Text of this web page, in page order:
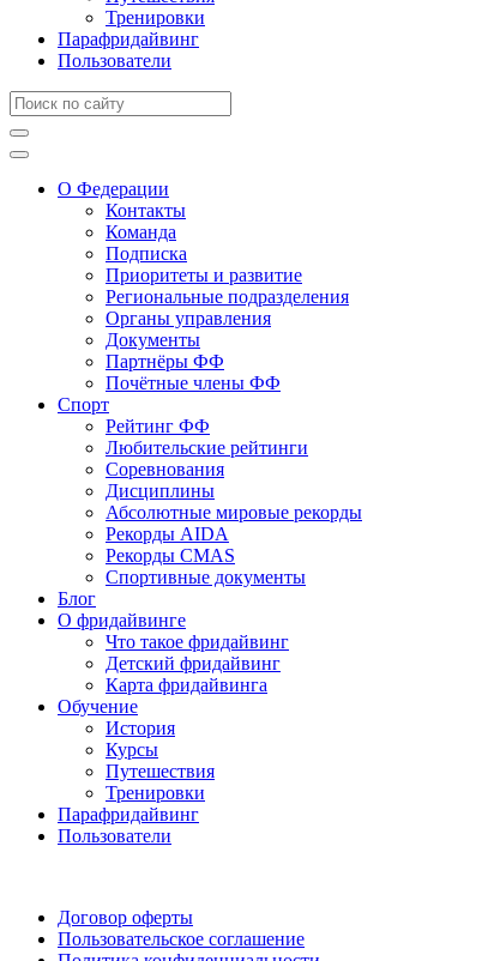
Тренировки
Парафридайвинг
Пользователи
О Федерации
Контакты
Команда
Подписка
Приоритеты и развитие
Региональные подразделения
Органы управления
Документы
Партнёры ФФ
Почётные члены ФФ
Спорт
Рейтинг ФФ
Любительские рейтинги
Соревнования
Дисциплины
Абсолютные мировые рекорды
Рекорды AIDA
Рекорды CMAS
Спортивные документы
Блог
О фридайвинге
Что такое фридайвинг
Детский фридайвинг
Карта фридайвинга
Обучение
История
Курсы
Путешествия
Тренировки
Парафридайвинг
Пользователи
Договор оферты
Пользовательское соглашение